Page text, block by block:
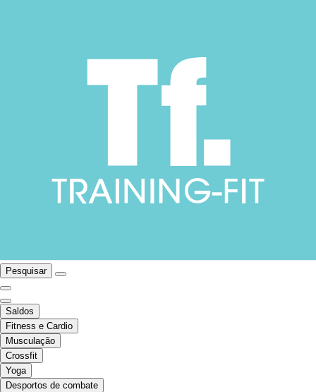
Pesquisar
Saldos
Fitness e Cardio
Musculação
Crossfit
Yoga
Desportos de combate